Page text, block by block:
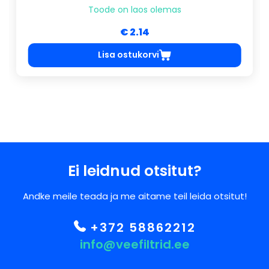
Toode on laos olemas
€ 2.14
Lisa ostukorvi
Ei leidnud otsitut?
Andke meile teada ja me aitame teil leida otsitut!
+372 58862212
info@veefiltrid.ee